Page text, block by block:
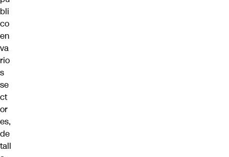
bli
co
en
va
rio
s
se
ct
or
es,
de
tall